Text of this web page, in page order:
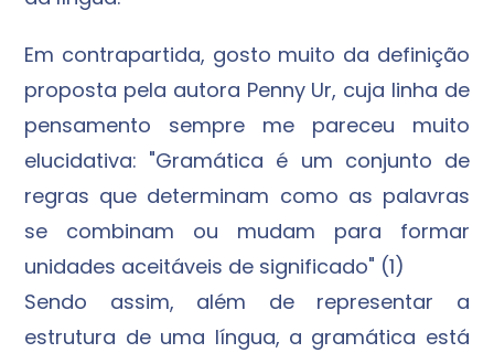
Em contrapartida, gosto muito da definição
proposta pela autora Penny Ur, cuja linha de
pensamento sempre me pareceu muito
elucidativa: "Gramática é um conjunto de
regras que determinam como as palavras
se combinam ou mudam para formar
unidades aceitáveis de significado" (1)
Sendo assim, além de representar a
estrutura de uma língua, a gramática está